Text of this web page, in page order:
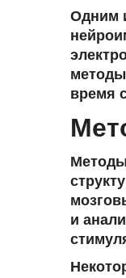
Одним
время
и